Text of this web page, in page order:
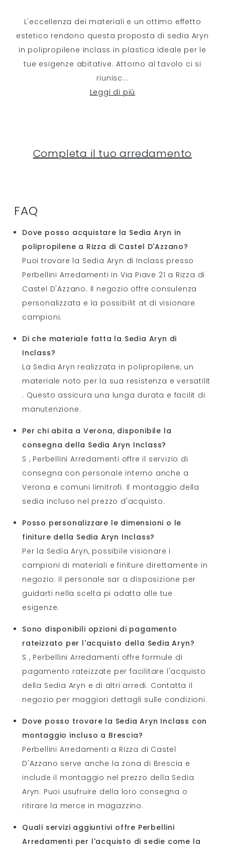
L'eccellenza dei materiali e un ottimo effetto
estetico rendono questa proposta di sedia Aryn
in polipropilene Inclass in plastica ideale per le
tue esigenze abitative. Attorno al tavolo ci si
riunisc...
Leggi di più
Completa il tuo arredamento
FAQ
Dove posso acquistare la Sedia Aryn in
polipropilene a Rizza di Castel D'Azzano?
Puoi trovare la Sedia Aryn di Inclass presso
Perbellini Arredamenti in Via Piave 21 a Rizza di
Castel D'Azzano. Il negozio offre consulenza
personalizzata e la possibilit at di visionare
campioni.
Di che materiale fatta la Sedia Aryn di
Inclass?
La Sedia Aryn realizzata in polipropilene, un
materiale noto per la sua resistenza e versatilit
. Questo assicura una lunga durata e facilit di
manutenzione.
Per chi abita a Verona, disponibile la
consegna della Sedia Aryn Inclass?
S , Perbellini Arredamenti offre il servizio di
consegna con personale interno anche a
Verona e comuni limitrofi. Il montaggio della
sedia incluso nel prezzo d'acquisto.
Posso personalizzare le dimensioni o le
finiture della Sedia Aryn Inclass?
Per la Sedia Aryn, possibile visionare i
campioni di materiali e finiture direttamente in
negozio. Il personale sar a disposizione per
guidarti nella scelta pi adatta alle tue
esigenze.
Sono disponibili opzioni di pagamento
rateizzato per l'acquisto della Sedia Aryn?
S , Perbellini Arredamenti offre formule di
pagamento rateizzate per facilitare l'acquisto
della Sedia Aryn e di altri arredi. Contatta il
negozio per maggiori dettagli sulle condizioni.
Dove posso trovare la Sedia Aryn Inclass con
montaggio incluso a Brescia?
Perbellini Arredamenti a Rizza di Castel
D'Azzano serve anche la zona di Brescia e
include il montaggio nel prezzo della Sedia
Aryn. Puoi usufruire della loro consegna o
ritirare la merce in magazzino.
Quali servizi aggiuntivi offre Perbellini
Arredamenti per l'acquisto di sedie come la